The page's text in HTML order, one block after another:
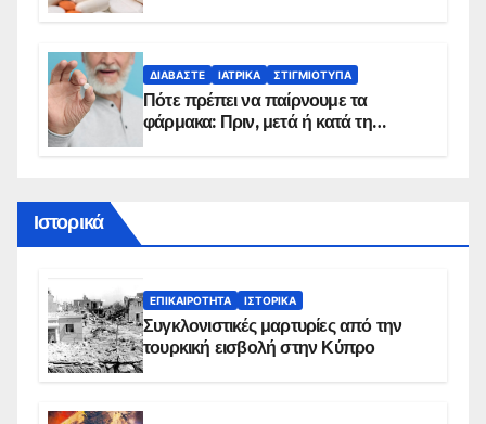
ΔΙΑΒΆΣΤΕ ΙΑΤΡΙΚΆ ΣΤΙΓΜΙΌΤΥΠΑ
Πότε πρέπει να παίρνουμε τα
φάρμακα: Πριν, μετά ή κατά τη
Ιστορικά
ΕΠΙΚΑΙΡΌΤΗΤΑ ΙΣΤΟΡΙΚΆ
Συγκλονιστικές μαρτυρίες από την
τουρκική εισβολή στην Κύπρο